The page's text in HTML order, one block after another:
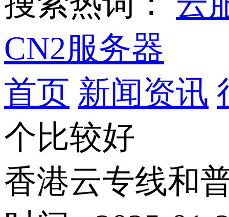
CN2服务器
首页 新闻资讯
个比较好
香港云专线和